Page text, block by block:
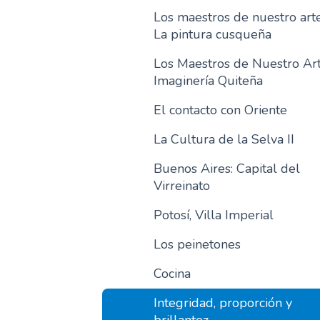
Los maestros de nuestro
La pintura cusqueña
Los Maestros de Nuestro
Imaginería Quiteña
El contacto con Oriente
La Cultura de la Selva II
Buenos Aires: Capital del
Virreinato
Potosí, Villa Imperial
Los peinetones
Cocina
Integridad, proporción y